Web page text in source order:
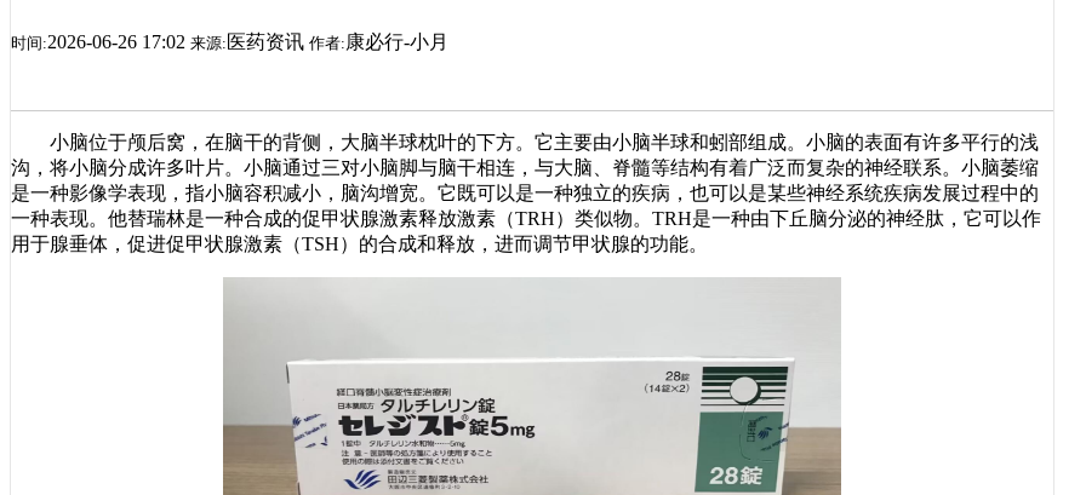
时间:2026-06-26 17:02 来源: 医药资讯 作者: 康必行-小月
小脑位于颅后窝，在脑干的背侧，大脑半球枕叶的下方。它主要由小脑半球和蚓部组成。小脑的表面有许多平行的浅
沟，将小脑分成许多叶片。小脑通过三对小脑脚与脑干相连，与大脑、脊髓等结构有着广泛而复杂的神经联系。小脑萎缩
是一种影像学表现，指小脑容积减小，脑沟增宽。它既可以是一种独立的疾病，也可以是某些神经系统疾病发展过程中的
一种表现。他替瑞林是一种合成的促甲状腺激素释放激素（TRH）类似物。TRH是一种由下丘脑分泌的神经肽，它可以作
用于腺垂体，促进促甲状腺激素（TSH）的合成和释放，进而调节甲状腺的功能。